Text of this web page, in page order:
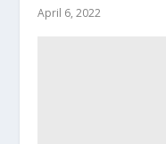
April 6, 2022